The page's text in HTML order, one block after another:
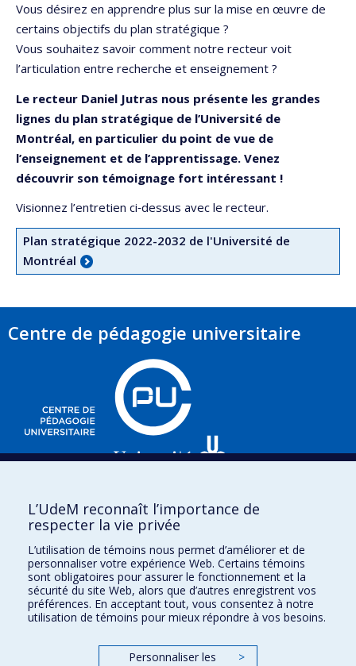
Vous désirez en apprendre plus sur la mise en œuvre de
certains objectifs du plan stratégique ?
Vous souhaitez savoir comment notre recteur voit
l’articulation entre recherche et enseignement ?
Le recteur Daniel Jutras nous présente les grandes
lignes du plan stratégique de l’Université de
Montréal, en particulier du point de vue de
l’enseignement et de l’apprentissage. Venez
découvrir son témoignage fort intéressant !
Visionnez l’entretien ci‑dessus avec le recteur.
Plan stratégique 2022-2032 de l'Université de
Montréal
Centre de pédagogie universitaire
3535, chemin Queen-Mary,
Bureau 220 (2 étage),
Montréal (Québec)
H3V 1H8
L’UdeM reconnaît l’importance de
respecter la vie privée
L’utilisation de témoins nous permet d’améliorer et de
personnaliser votre expérience Web. Certains témoins
sont obligatoires pour assurer le fonctionnement et la
sécurité du site Web, alors que d’autres enregistrent vos
préférences. En acceptant tout, vous consentez à notre
utilisation de témoins pour mieux répondre à vos besoins.
Personnaliser les
>